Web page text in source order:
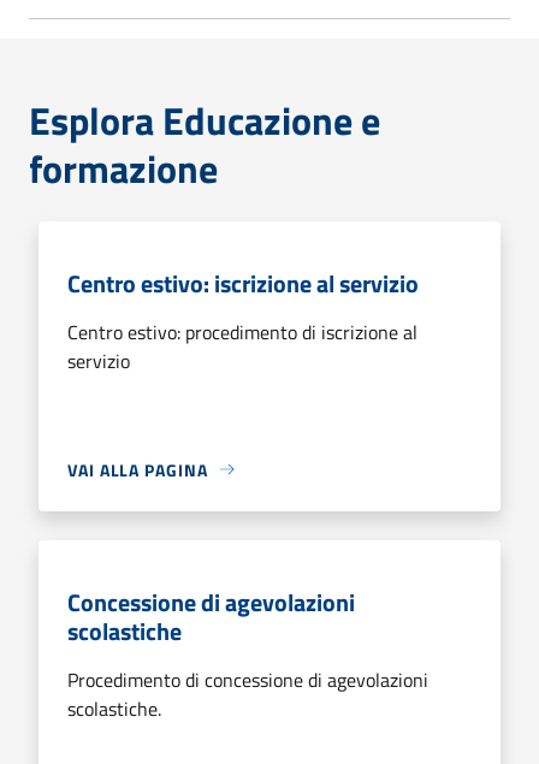
Esplora Educazione e
formazione
Centro estivo: iscrizione al servizio
Centro estivo: procedimento di iscrizione al
servizio
VAI ALLA PAGINA
Concessione di agevolazioni
scolastiche
Procedimento di concessione di agevolazioni
scolastiche.